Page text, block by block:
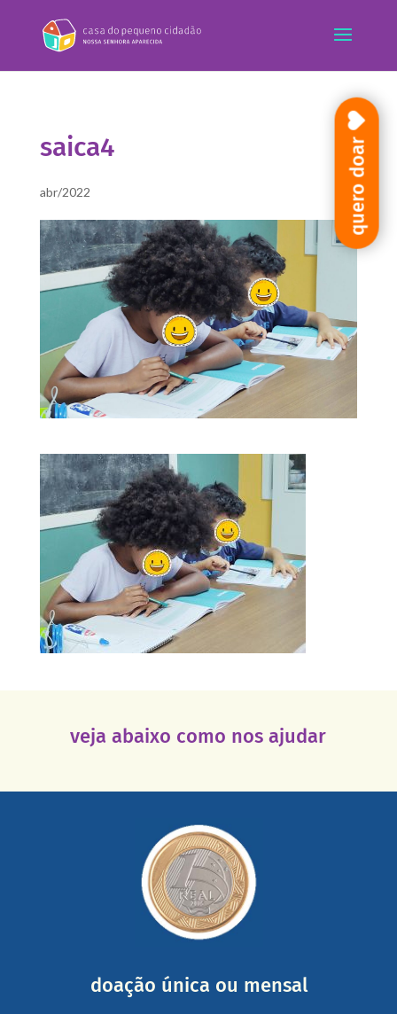
saica4
abr/2022
veja abaixo como nos ajudar
doação única ou mensal
mail mostrando tudo o que fizemos com a sua ajuda
somada a de outras pessoas.
saiba mais
quero doar